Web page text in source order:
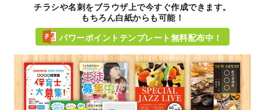
チラシや名刺をブラウザ上で今すぐ作成できます。
もちろん白紙からも可能！
パワーポイントテンプレート無料配布中！